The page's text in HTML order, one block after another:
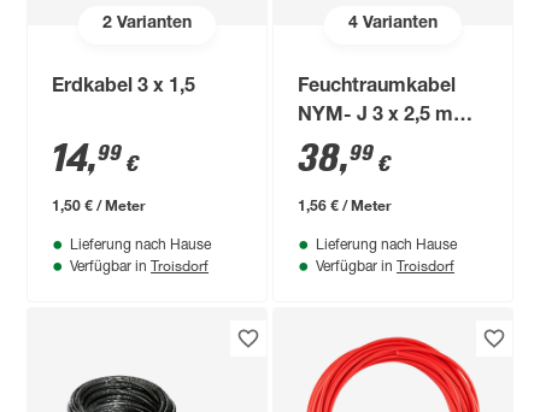
2Varianten
Erdkabel 3 x 1,5
14,99 €
1,50 € / Meter
Lieferung nach Hause
Verfügbar in Troisdorf
4Varianten
Feuchtraumkabel
NYM- J 3 x 2,5 mm²
25m
38,99 €
1,56 € / Meter
Lieferung nach Hause
Verfügbar in Troisdorf